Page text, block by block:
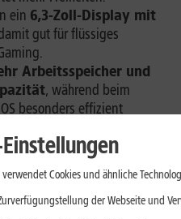
ein 6,3-Zoll-Display mit
gut für flüssiges
Arbeitsspeicher und
, während beim
besonders effizient
seiner Telekamera
das
iPhone 17mit
Videoverarbeitung
verwendet Cookies und ähnliche
der Webseite und